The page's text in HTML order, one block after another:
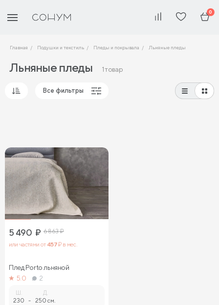
0
Главная Подушки и текстиль Пледы и покрывала Льняные пледы
Льняные пледы 1 товар
Все фильтры
5 490 ₽ 6 863₽
или частями от 457₽ в мес.
Плед Porto льняной
5.0
2
Ш.
230 -
Д.
250 см.